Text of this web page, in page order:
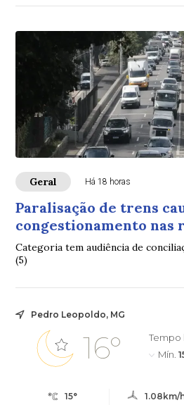
Geral Há 18 horas
Paralisação de trens
congestionamento nas
Categoria tem audiência de
(5)
Pedro Leopoldo, MG
16°
Tempo
Mín.
15° 1.08km/